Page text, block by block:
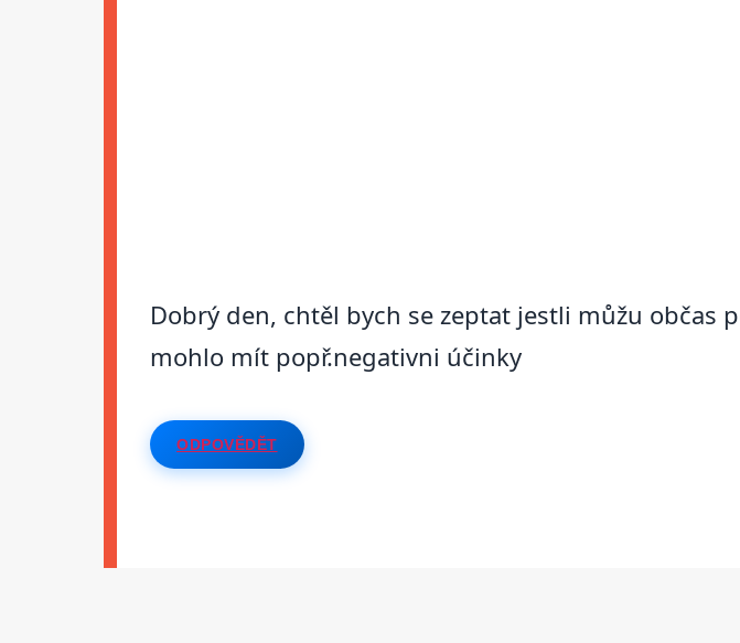
Dobrý den, chtěl bych se zeptat jestli můžu občas
mohlo mít popř.negativni účinky
ODPOVĚDĚT